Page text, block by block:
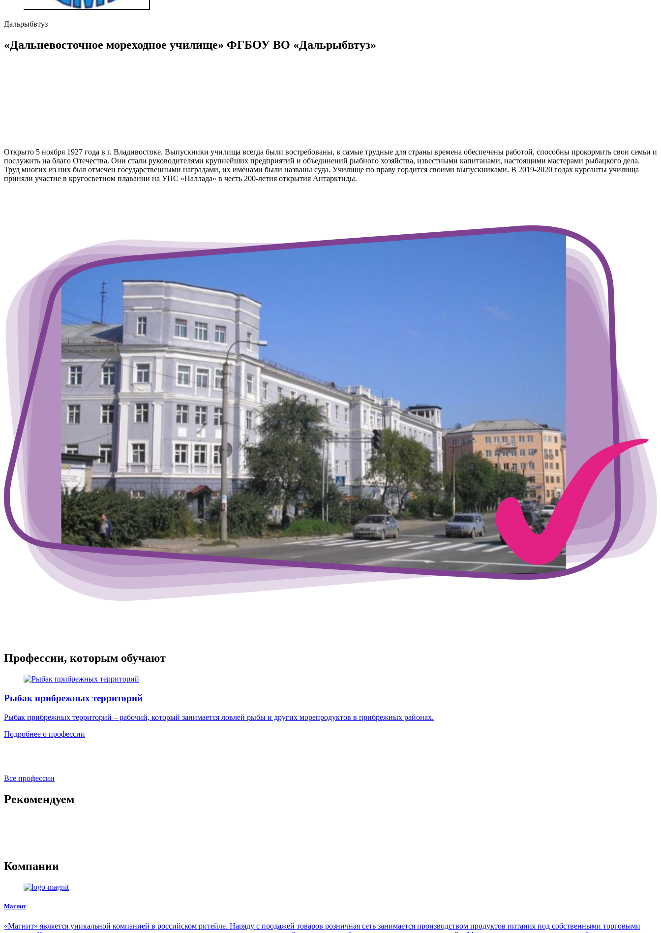
Дальрыбвтуз
«Дальневосточное мореходное училище» ФГБОУ ВО «Дальрыбвтуз»
Открыто 5 ноября 1927 года в г. Владивостоке. Выпускники училища всегда были востребованы, в самые трудные для страны времена обеспечены работой, способны прокормить свои семьи и
послужить на благо Отечества. Они стали руководителями крупнейших предприятий и объединений рыбного хозяйства, известными капитанами, настоящими мастерами рыбацкого дела.
Труд многих из них был отмечен государственными наградами, их именами были названы суда. Училище по праву гордится своими выпускниками. В 2019-2020 годах курсанты училища
приняли участие в кругосветном плавании на УПС «Паллада» в честь 200-летия открытия Антарктиды.
Профессии, которым обучают
Рыбак прибрежных территорий
Рыбак прибрежных территорий – рабочий, который занимается ловлей рыбы и других морепродуктов в прибрежных районах.
Подробнее о профессии
Все профессии
Рекомендуем
Компании
Магнит
«Магнит» является уникальной компанией в российском ритейле. Наряду с продажей товаров розничная сеть занимается производством продуктов питания под собственными торговыми